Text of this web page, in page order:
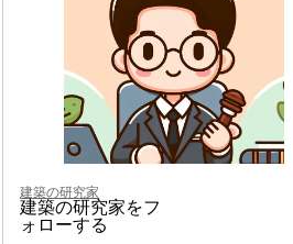
建築の研究家
建築の研究家をフ
ォローする